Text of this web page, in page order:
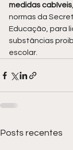
medidas cabíveis
normas da
Educação, para
substâncias
escolar.
Posts recentes